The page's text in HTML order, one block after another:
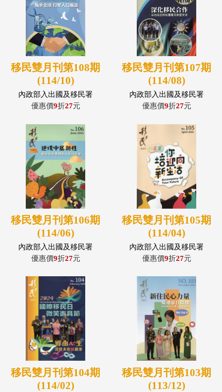
移民雙月刊第108期
(114/10)
內政部入出國及移民署
優惠價9折27元
移民雙月刊第107期
(114/08)
內政部入出國及移民署
優惠價9折27元
移民雙月刊第106期
(114/06)
內政部入出國及移民署
優惠價9折27元
移民雙月刊第105期
(114/04)
內政部入出國及移民署
優惠價9折27元
移民雙月刊第104期
(114/02)
移民雙月刊第103期
(113/12)